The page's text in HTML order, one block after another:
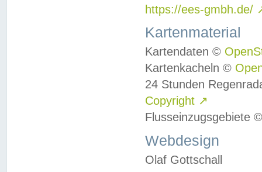
https://ees-gmbh.de/
Kartenmaterial
Kartendaten ©
Kartenkacheln ©
24 Stunden
Copyright ↗
Flusseinzugsgebiete
Webdesign
Olaf Gottschall